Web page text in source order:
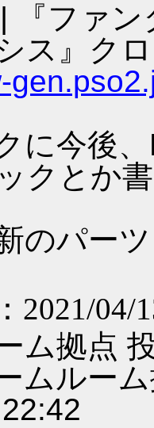
ファン
ス』ク
に今後、
クとか
のパー
2021/04/
ム拠点
ムルー